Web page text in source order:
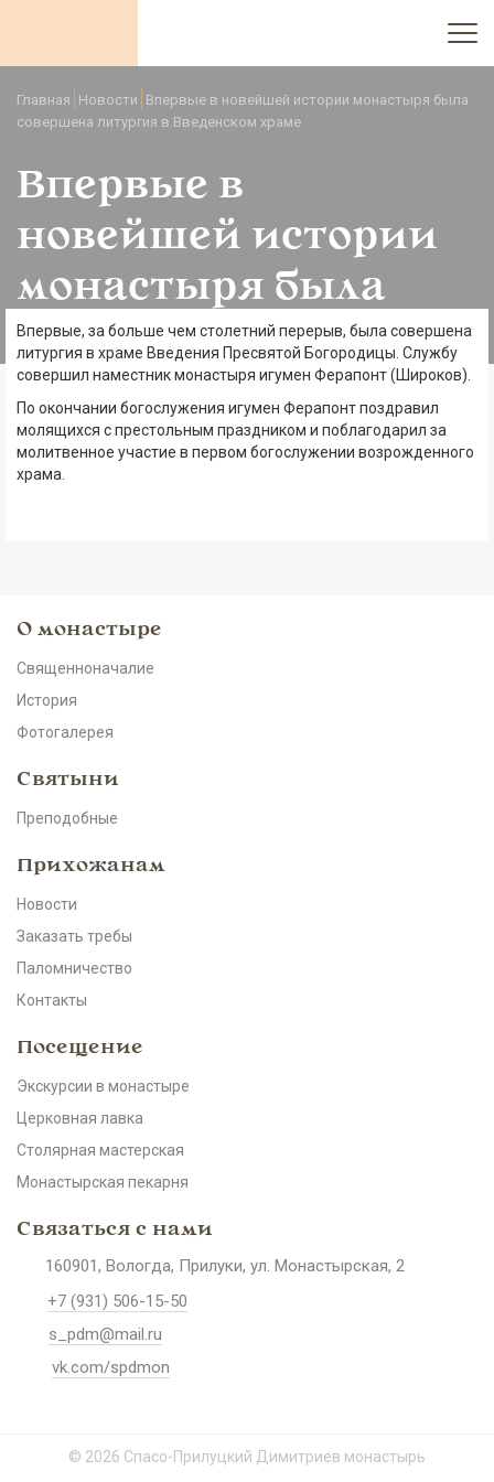
Главная Новости Впервые в новейшей истории монастыря была
совершена литургия в Введенском храме
Впервые в
новейшей истории
монастыря была
совершена литургия
в Введенском храме
Впервые, за больше чем столетний перерыв, была совершена
литургия в храме Введения Пресвятой Богородицы. Службу
совершил наместник монастыря игумен Ферапонт (Широков).
По окончании богослужения игумен Ферапонт поздравил
молящихся с престольным праздником и поблагодарил за
молитвенное участие в первом богослужении возрожденного
храма.
О монастыре
Священноначалие
История
Фотогалерея
Святыни
Преподобные
Прихожанам
Новости
Заказать требы
Паломничество
Контакты
Посещение
Экскурсии в монастыре
Церковная лавка
Столярная мастерская
Монастырская пекарня
Связаться с нами
160901, Вологда, Прилуки, ул. Монастырская, 2
+7 (931) 506-15-50
s_pdm@mail.ru
vk.com/spdmon
© 2026 Спасо-Прилуцкий Димитриев монастырь